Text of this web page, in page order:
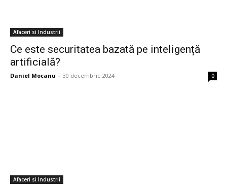
Afaceri si Industrii
Ce este securitatea bazată pe inteligență
artificială?
Daniel Mocanu - 30 decembrie 2024 0
Afaceri si Industrii